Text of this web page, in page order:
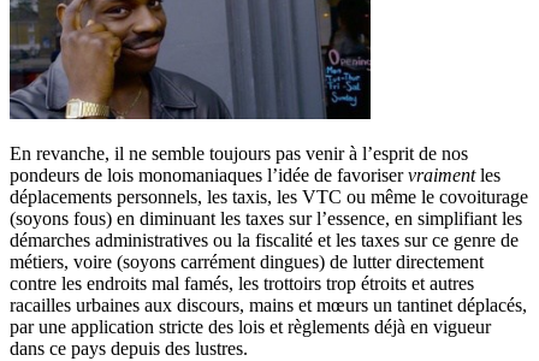
En revanche, il ne semble toujours pas venir à l’esprit de nos
pondeurs de lois monomaniaques l’idée de favoriservraimentles
déplacements personnels, les taxis, les VTC ou même le covoiturage
(soyons fous) en diminuant les taxes sur l’essence, en simplifiant les
démarches administratives ou la fiscalité et les taxes sur ce genre de
métiers, voire (soyons carrément dingues) de lutter directement
contre les endroits mal famés, les trottoirs trop étroits et autres
racailles urbaines aux discours, mains et mœurs un tantinet déplacés,
par une application stricte des lois et règlements déjà en vigueur
dans ce pays depuis des lustres.